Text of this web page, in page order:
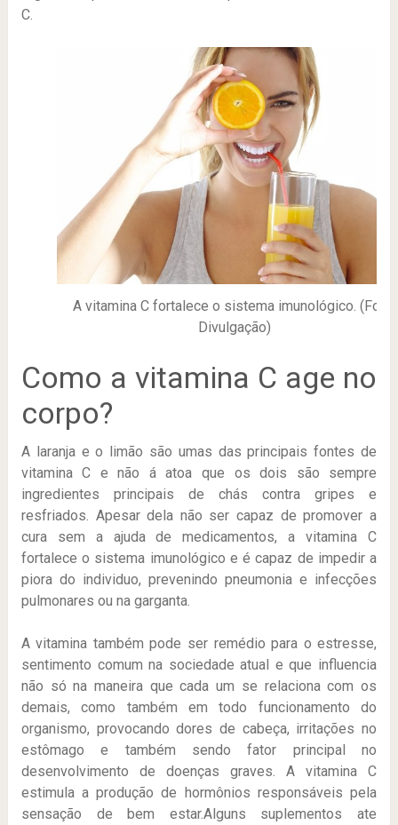
C.
A vitamina C fortalece o sistema imunológico. (Foto:
Divulgação)
Como a vitamina C age no
corpo?
A laranja e o limão são umas das principais fontes de
vitamina C e não á atoa que os dois são sempre
ingredientes principais de chás contra gripes e
resfriados. Apesar dela não ser capaz de promover a
cura sem a ajuda de medicamentos, a vitamina C
fortalece o sistema imunológico e é capaz de impedir a
piora do individuo, prevenindo pneumonia e infecções
pulmonares ou na garganta.
A vitamina também pode ser remédio para o estresse,
sentimento comum na sociedade atual e que influencia
não só na maneira que cada um se relaciona com os
demais, como também em todo funcionamento do
organismo, provocando dores de cabeça, irritações no
estômago e também sendo fator principal no
desenvolvimento de doenças graves. A vitamina C
estimula a produção de hormônios responsáveis pela
sensação de bem estar.Alguns suplementos ate